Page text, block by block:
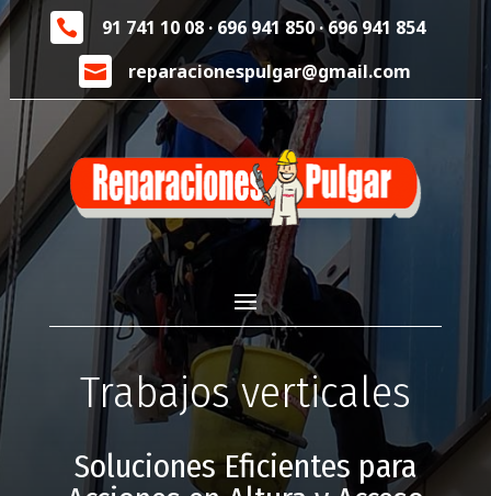
 91 741 10 08 ·696 941 850·696 941 854
 reparacionespulgar@gmail.com
Trabajos verticales
Soluciones Eficientes para